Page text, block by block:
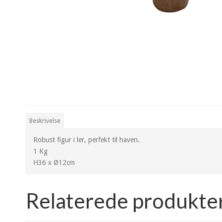
Beskrivelse
Robust figur i ler, perfekt til haven.
1 Kg
H36 x Ø12cm
Relaterede